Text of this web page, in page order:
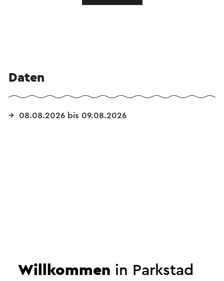
Daten
08.08.2026 bis 09.08.2026
Willkommen in Parkstad